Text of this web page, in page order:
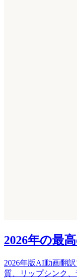
2026年の最
2026年版AI動画翻
質、リップシンク